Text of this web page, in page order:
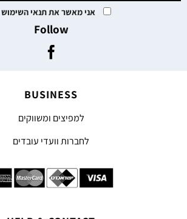
אני מאשר את תנאי השימוש
Follow
BUSINESS
למפיצים ומשווקים
לחברות וועדי עובדים